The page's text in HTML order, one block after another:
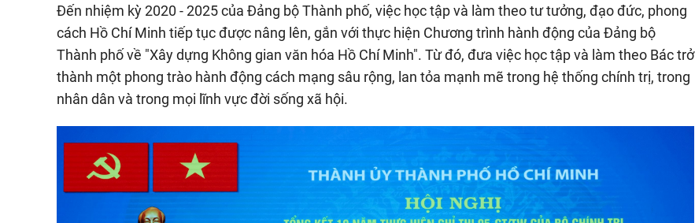
Đến nhiệm kỳ 2020 - 2025 của Đảng bộ Thành phố, việc học tập và làm theo tư tưởng, đạo đức, phong
cách Hồ Chí Minh tiếp tục được nâng lên, gắn với thực hiện Chương trình hành động của Đảng bộ
Thành phố về "Xây dựng Không gian văn hóa Hồ Chí Minh". Từ đó, đưa việc học tập và làm theo Bác trở
thành một phong trào hành động cách mạng sâu rộng, lan tỏa mạnh mẽ trong hệ thống chính trị, trong
nhân dân và trong mọi lĩnh vực đời sống xã hội.